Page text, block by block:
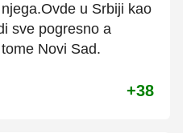
u Srbiji kao
sve pogresno a
Novi Sad.
+38